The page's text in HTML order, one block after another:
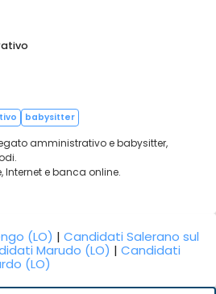
babysitter
amministrativo e babysitter,
Internet e banca online.
(LO) |Candidati Salerano sul
Marudo (LO) |Candidati
(LO)